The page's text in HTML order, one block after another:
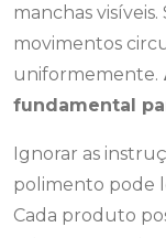
manchas
movimentos
uniformemente.
fundamental
Ignorar as
polimento pode
Cada produto